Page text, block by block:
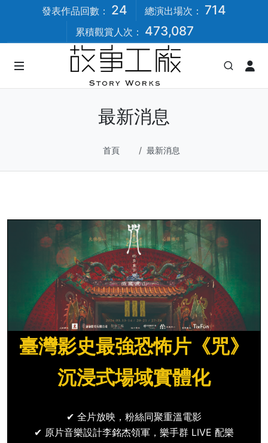
發表作品回數： 24 總演出場次： 714
累積觀賞人次： 473,087
最新消息
首頁 最新消息
臺灣影史最強恐怖片《咒》
沉浸式場域實體化
✔ 全片放映，粉絲同聚重溫電影
✔ 原片音樂設計李銘杰領軍，樂手群 LIVE 配樂